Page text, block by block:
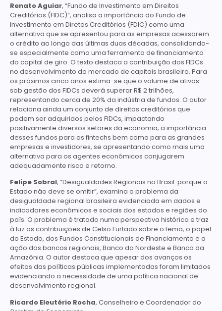
Renato Aguiar, “Fundo de Investimento em Direitos
Creditórios (FIDC)”, analisa a importância do Fundo de
Investimento em Diretos Creditórios (FDIC) como uma
alternativa que se apresentou para as empresas acessarem
o crédito ao longo das últimas duas décadas, consolidando-
se especialmente como uma ferramenta de financiamento
do capital de giro. O texto destaca a contribuição dos FIDCs
no desenvolvimento do mercado de capitais brasileiro. Para
os próximos cinco anos estima-se que o volume de ativos
sob gestão dos FIDCs deverá superar R$ 2 trilhões,
representando cerca de 20% da indústria de fundos. O autor
relaciona ainda um conjunto de direitos creditórios que
podem ser adquiridos pelos FIDCs, impactando
positivamente diversos setores da economia; a importância
desses fundos para as fintechs bem como para as grandes
empresas e investidores, se apresentando como mais uma
alternativa para os agentes econômicos conjugarem
adequadamente risco e retorno.
Felipe Sobral, “Desigualdades Regionais no Brasil: porque o
Estado não deve se omitir”, examina o problema da
desigualdade regional brasileira evidenciada em dados e
indicadores econômicos e sociais dos estados e regiões do
país. O problema é tratado numa perspectiva histórica e traz
à luz as contribuições de Celso Furtado sobre o tema, o papel
do Estado, dos Fundos Constitucionais de Financiamento e a
ação dos bancos regionais, Banco do Nordeste e Banco da
Amazônia. O autor destaca que apesar dos avanços os
efeitos das políticas públicas implementadas foram limitados
evidenciando a necessidade de uma política nacional de
desenvolvimento regional.
Ricardo Eleutério Rocha, Conselheiro e Coordenador do